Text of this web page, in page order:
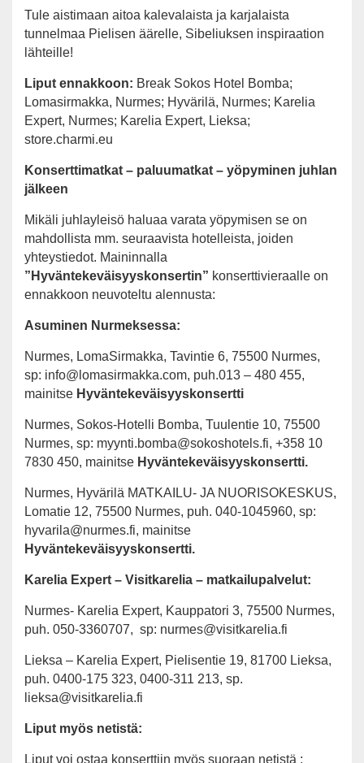
Tule aistimaan aitoa kalevalaista ja karjalaista
tunnelmaa Pielisen äärelle, Sibeliuksen inspiraation
lähteille!
Liput ennakkoon: Break Sokos Hotel Bomba;
Lomasirmakka, Nurmes; Hyvärilä, Nurmes; Karelia
Expert, Nurmes; Karelia Expert, Lieksa;
store.charmi.eu
Konserttimatkat – paluumatkat – yöpyminen juhlan
jälkeen
Mikäli juhlayleisö haluaa varata yöpymisen se on
mahdollista mm. seuraavista hotelleista, joiden
yhteystiedot. Maininnalla
”Hyväntekeväisyyskonsertin” konserttivieraalle on
ennakkoon neuvoteltu alennusta:
Asuminen Nurmeksessa:
Nurmes, LomaSirmakka, Tavintie 6, 75500 Nurmes,
sp: info@lomasirmakka.com, puh.013 – 480 455,
mainitse Hyväntekeväisyyskonsertti
Nurmes, Sokos-Hotelli Bomba, Tuulentie 10, 75500
Nurmes, sp: myynti.bomba@sokoshotels.fi, +358 10
7830 450, mainitse Hyväntekeväisyyskonsertti.
Nurmes, Hyvärilä MATKAILU- JA NUORISOKESKUS,
Lomatie 12, 75500 Nurmes, puh. 040-1045960, sp:
hyvarila@nurmes.fi, mainitse
Hyväntekeväisyyskonsertti.
Karelia Expert – Visitkarelia – matkailupalvelut:
Nurmes- Karelia Expert, Kauppatori 3, 75500 Nurmes,
puh. 050-3360707, sp: nurmes@visitkarelia.fi
Lieksa – Karelia Expert, Pielisentie 19, 81700 Lieksa,
puh. 0400-175 323, 0400-311 213, sp.
lieksa@visitkarelia.fi
Liput myös netistä:
Liput voi ostaa konserttiin myös suoraan netistä :